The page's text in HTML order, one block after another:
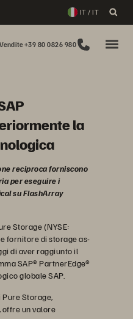
IT / IT
Vendite +39 80 0826 980
la
reciproca forniscono
per eseguire i
su FlashArray
Storage (NYSE:
fornitore di storage as-
di aver raggiunto il
SAP® PartnerEdge®
globale SAP.
Pure Storage,
offre un valore